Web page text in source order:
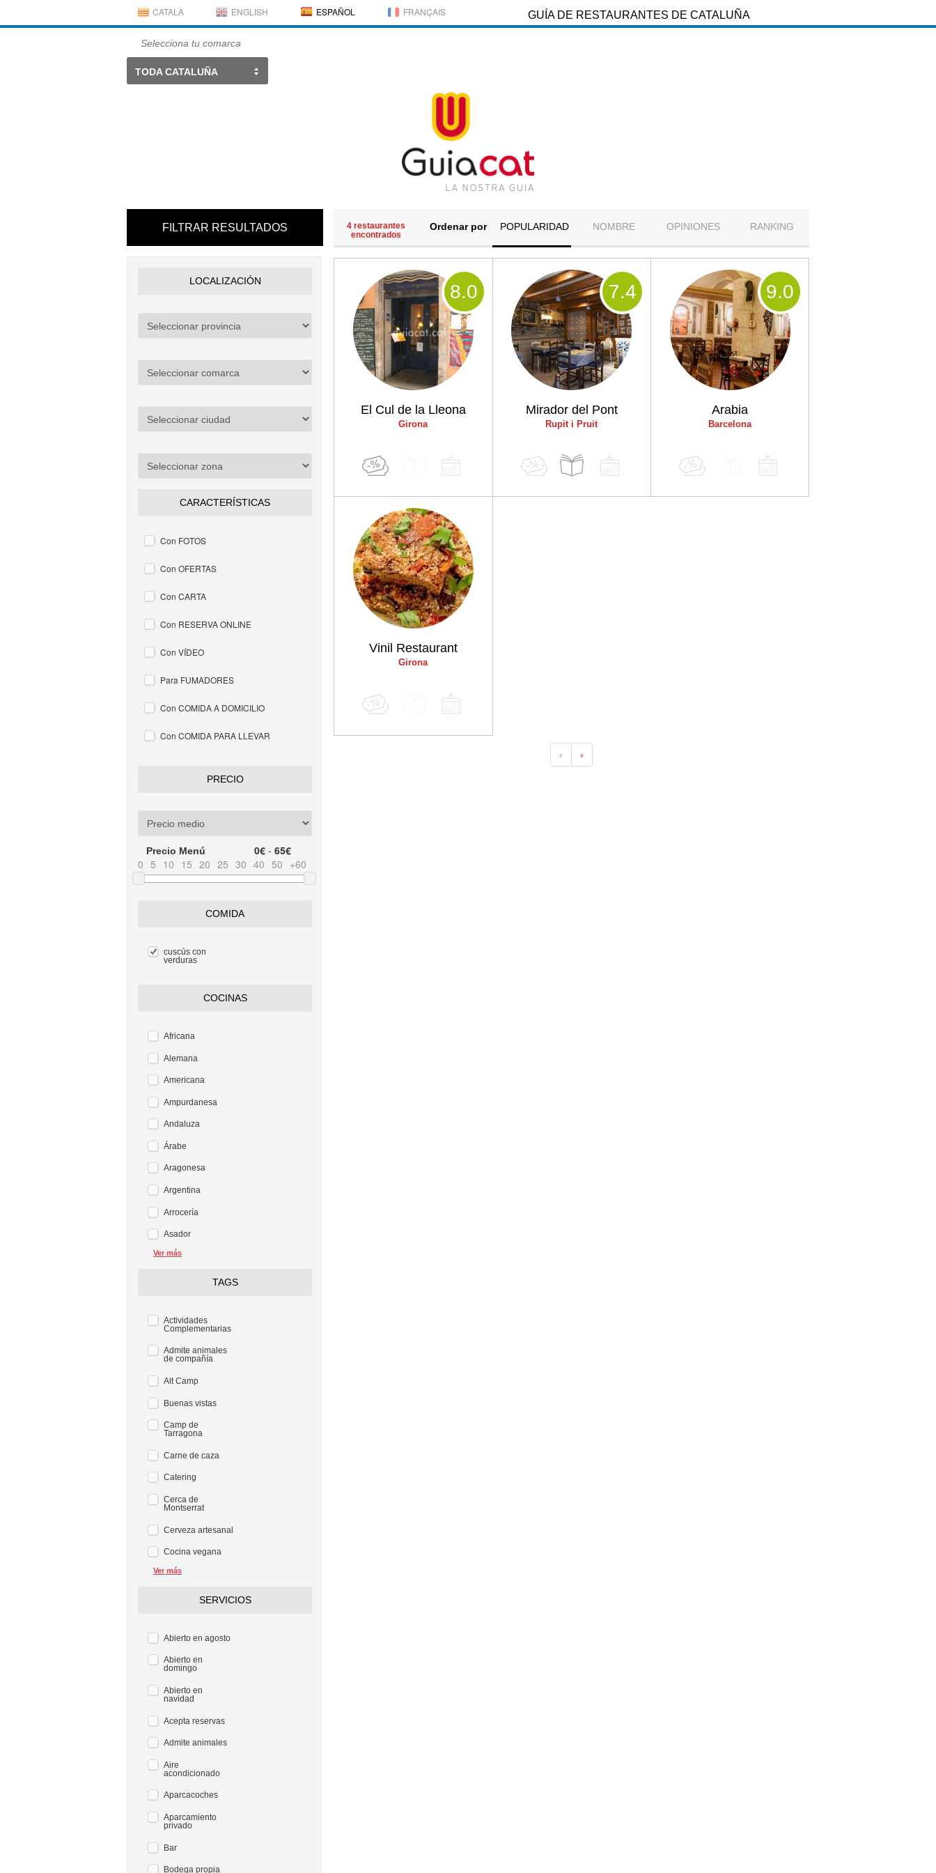
CATALÀ ENGLISH ESPAÑOL FRANÇAIS GUÍA DE RESTAURANTES DE CATALUÑA
Selecciona tu comarca
TODA CATALUÑA
FILTRAR RESULTADOS
LOCALIZACIÓN
CARACTERÍSTICAS
Con FOTOS
Con OFERTAS
Con CARTA
Con RESERVA ONLINE
Con VÍDEO
Para FUMADORES
Con COMIDA A DOMICILIO
Con COMIDA PARA LLEVAR
PRECIO
Precio Menú 0€ - 65€
0 5 10 15 20 25 30 40 50 +60
COMIDA
cuscús con
verduras
COCINAS
Africana
Alemana
Americana
Ampurdanesa
Andaluza
Árabe
Aragonesa
Argentina
Arrocería
Asador
Ver más
TAGS
Actividades
Complementarias
Admite animales
de compañía
Alt Camp
Buenas vistas
Camp de
Tarragona
Carne de caza
Catering
Cerca de
Montserrat
Cerveza artesanal
Cocina vegana
Ver más
SERVICIOS
Abierto en agosto
Abierto en
domingo
Abierto en
navidad
Acepta reservas
Admite animales
Aire
acondicionado
Aparcacoches
Aparcamiento
privado
Bar
Bodega propia
4 restaurantes
encontrados
Ordenar por POPULARIDAD NOMBRE OPINIONES RANKING
El Cul de la Lleona
Girona
8.0
Mirador del Pont
Rupit i Pruit
7.4
Arabia
Barcelona
9.0
Vinil Restaurant
Girona
‹ ›